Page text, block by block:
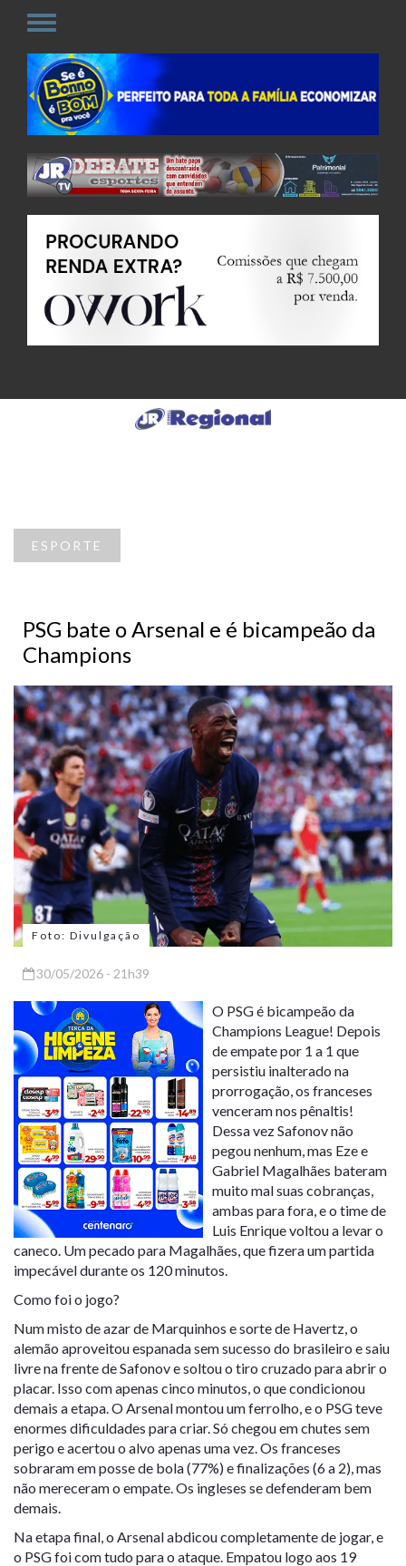
ESPORTE
PSG bate o Arsenal e é bicampeão da
Champions
Foto: Divulgação
30/05/2026 - 21h39
O PSG é bicampeão da
Champions League! Depois
de empate por 1 a 1 que
persistiu inalterado na
prorrogação, os franceses
venceram nos pênaltis!
Dessa vez Safonov não
pegou nenhum, mas Eze e
Gabriel Magalhães bateram
muito mal suas cobranças,
ambas para fora, e o time de
Luis Enrique voltou a levar o
caneco. Um pecado para Magalhães, que fizera um partida
impecável durante os 120 minutos.
Como foi o jogo?
Num misto de azar de Marquinhos e sorte de Havertz, o
alemão aproveitou espanada sem sucesso do brasileiro e saiu
livre na frente de Safonov e soltou o tiro cruzado para abrir o
placar. Isso com apenas cinco minutos, o que condicionou
demais a etapa. O Arsenal montou um ferrolho, e o PSG teve
enormes dificuldades para criar. Só chegou em chutes sem
perigo e acertou o alvo apenas uma vez. Os franceses
sobraram em posse de bola (77%) e finalizações (6 a 2), mas
não mereceram o empate. Os ingleses se defenderam bem
demais.
Na etapa final, o Arsenal abdicou completamente de jogar, e
o PSG foi com tudo para o ataque. Empatou logo aos 19